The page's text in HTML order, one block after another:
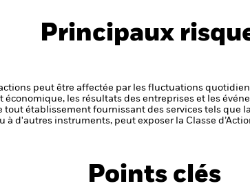
Principaux
peut être affectée par les fluctuations
les résultats des entreprises et les
tout établissement fournissant des services tels que
d'autres instruments, peut exposer la Classe
Points clés